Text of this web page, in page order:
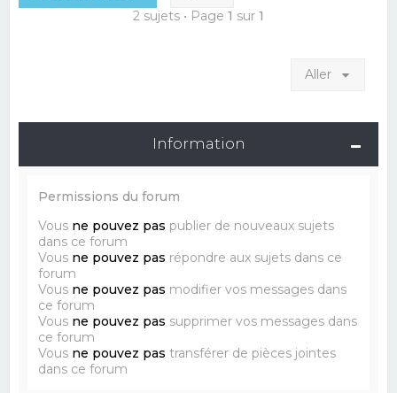
2 sujets • Page 1 sur 1
Aller
Information
Permissions du forum
Vous ne pouvez pas publier de nouveaux sujets
dans ce forum
Vous ne pouvez pas répondre aux sujets dans ce
forum
Vous ne pouvez pas modifier vos messages dans
ce forum
Vous ne pouvez pas supprimer vos messages dans
ce forum
Vous ne pouvez pas transférer de pièces jointes
dans ce forum